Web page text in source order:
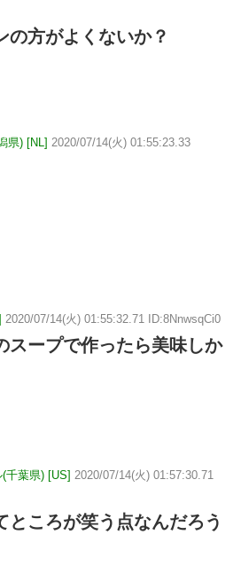
の方がよくないか？
県) [NL] 2020/07/14(火) 01:55:23.33
2020/07/14(火) 01:55:32.71 ID:8NnwsqCi0
スープで作ったら美味しか
千葉県) [US] 2020/07/14(火) 01:57:30.71
ところが笑う点なんだろう